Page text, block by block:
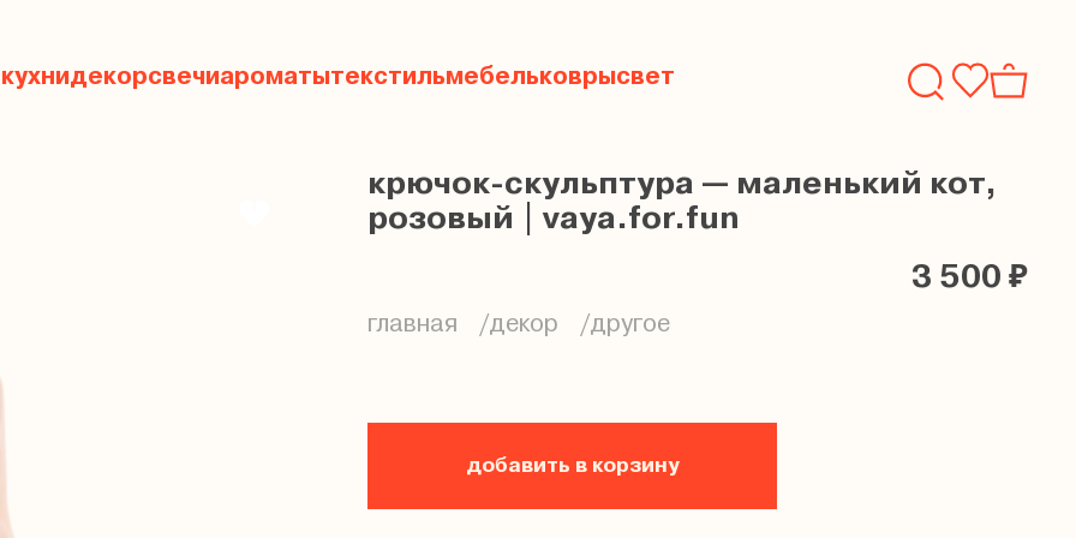
декорсвечиароматытекстильмебельковрысвет
крючок-скульптура — маленький кот,
розовый | vaya.for.fun
3 500 ₽
главная декор другое
добавить в корзину